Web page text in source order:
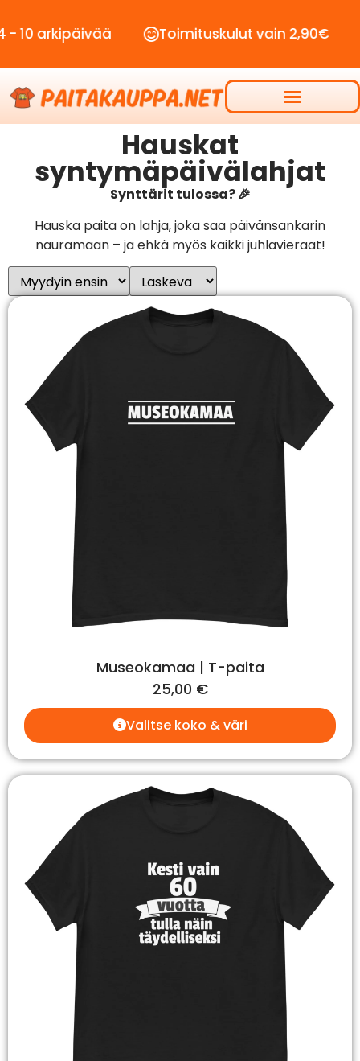
Toimituskulut vain 2,90€ Ilmainen
Hauskat
syntymäpäivälahjat
Synttärit tulossa? 🎉
Hauska paita on lahja, joka saa päivänsankarin
nauramaan – ja ehkä myös kaikki juhlavieraat!
Museokamaa | T-paita
25,00 €
Valitse koko & väri